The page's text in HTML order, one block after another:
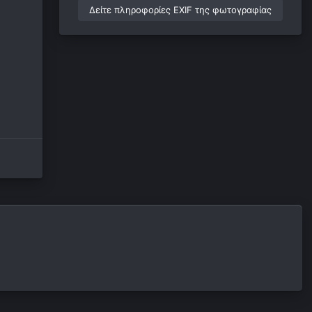
Δείτε πληροφορίες EXIF της φωτογραφίας